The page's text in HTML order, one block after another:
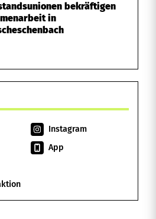
bekräftigen
in
Instagram
App